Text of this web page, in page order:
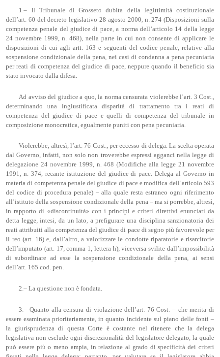
1.– Il Tribunale di Grosseto dubita della legittimità costituzionale
dell’art. 60 del decreto legislativo 28 agosto 2000, n. 274 (Disposizioni sulla
competenza penale del giudice di pace, a norma dell’articolo 14 della legge
24 novembre 1999, n. 468), nella parte in cui non consente di applicare le
disposizioni di cui agli artt. 163 e seguenti del codice penale, relative alla
sospensione condizionale della pena, nei casi di condanna a pena pecuniaria
per reati di competenza del giudice di pace, neppure quando il beneficio sia
stato invocato dalla difesa.
Ad avviso del giudice a quo, la norma censurata violerebbe l’art. 3 Cost.,
determinando una ingiustificata disparità di trattamento tra i reati di
competenza del giudice di pace e quelli di competenza del tribunale in
composizione monocratica, egualmente puniti con pena pecuniaria.
Violerebbe, altresì, l’art. 76 Cost., per eccesso di delega. La scelta operata
dal Governo, infatti, non solo non troverebbe espressi agganci nella legge di
delegazione 24 novembre 1999, n. 468 (Modifiche alla legge 21 novembre
1991, n. 374, recante istituzione del giudice di pace. Delega al Governo in
materia di competenza penale del giudice di pace e modifica dell’articolo 593
del codice di procedura penale) – alla quale resta estraneo ogni riferimento
all’istituto della sospensione condizionale della pena – ma si porrebbe, altresì,
in rapporto di «discontinuità» con i principi e criteri direttivi enunciati da
detta legge, intesi, da un lato, a prefigurare una disciplina sanzionatoria dei
reati attribuiti alla competenza del giudice di pace di segno più favorevole per
il reo (art. 16) e, dall’altro, a valorizzare le condotte riparatorie e risarcitorie
dell’imputato (art. 17, comma 1, lettera h), viceversa svilite dall’impossibilità
di subordinare ad esse la sospensione condizionale della pena, ai sensi
dell’art. 165 cod. pen.
2.– La questione non è fondata.
3.– Quanto alla censura di violazione dell’art. 76 Cost. – che merita di
essere esaminata prioritariamente, in quanto incidente sul piano delle fonti –
la giurisprudenza di questa Corte è costante nel ritenere che la delega
legislativa non esclude ogni discrezionalità del legislatore delegato, la quale
può essere più o meno ampia, in relazione al grado di specificità dei criteri